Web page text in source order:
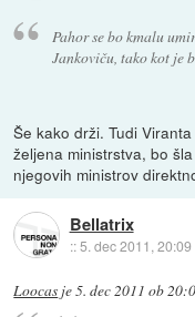
Pahor se bo kmalu
Jankoviču, tako kot je
Še kako drži. Tudi
željena ministrstva, bo
njegovih ministrov
Bellatrix
::5. dec 2011, 20:09
Loocas je5. dec 2011 ob